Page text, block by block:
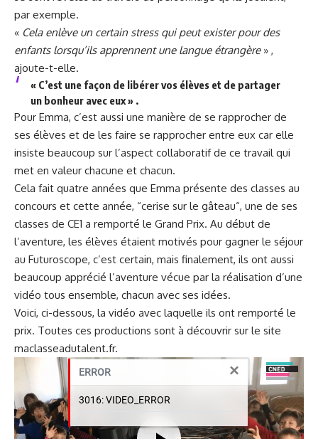
par exemple.
« Cela enlève un certain stress qui peut exister pour des
enfants lorsqu’ils apprennent une langue étrangère» ,
ajoute-t-elle.
« C’est une façon de libérer vos élèves et de partager
un bonheur avec eux » .
Pour Emma, c’est aussi une manière de se rapprocher de
ses élèves et de les faire se rapprocher entre eux car elle
insiste beaucoup sur l’aspect collaboratif de ce travail qui
met en valeur chacune et chacun.
Cela fait quatre années que Emma présente des classes au
concours et cette année, “cerise sur le gâteau“, une de ses
classes de CE1 a remporté le Grand Prix. Au début de
l’aventure, les élèves étaient motivés pour gagner le séjour
au Futuroscope, c’est certain, mais finalement, ils ont aussi
beaucoup apprécié l’aventure vécue par la réalisation d’une
vidéo tous ensemble, chacun avec ses idées.
Voici, ci-dessous, la vidéo avec laquelle ils ont remporté le
prix. Toutes ces productions sont à découvrir sur le site
maclasseadutalent.fr.